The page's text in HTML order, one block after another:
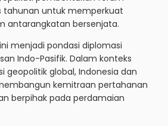
tahunan untuk memperkuat
antarangkatan bersenjata.
menjadi pondasi diplomasi
Indo-Pasifik. Dalam konteks
geopolitik global, Indonesia dan
kemitraan pertahanan
berpihak pada perdamaian